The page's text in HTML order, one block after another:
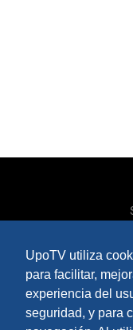
UpoTV utiliza
para facilitar,
experiencia del
seguridad, y para